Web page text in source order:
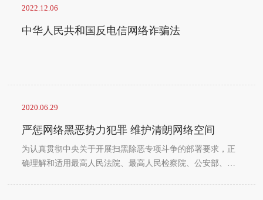
2022.12.06
中华人民共和国反电信网络诈骗法
2020.06.29
严惩网络黑恶势力犯罪 维护清朗网络空间
为认真贯彻中央关于开展扫黑除恶专项斗争的部署要求，正
确理解和适用最高人民法院、最高人民检察院、公安部、司